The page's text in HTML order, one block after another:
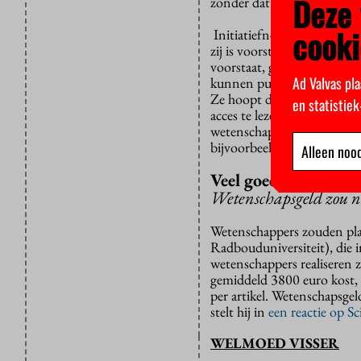
Initiatiefnemer van de
zij is voorstander van
voorstaat, gaat te snel,
kunnen publiceren in
Ze hoopt dat het verbod
acces te lezen zijn en
wetenschappelijke
bijvoorbeeld niet vrij zijn
Veel goedkoper
Wetenschapsgeld zou
Wetenschappers zouden
Radbouduniversiteit), die
wetenschappers
gemiddeld 3800 euro
per artikel.
stelt hij in een reactie op
WELMOED VISSER
Ad Valvas
en
Alleen